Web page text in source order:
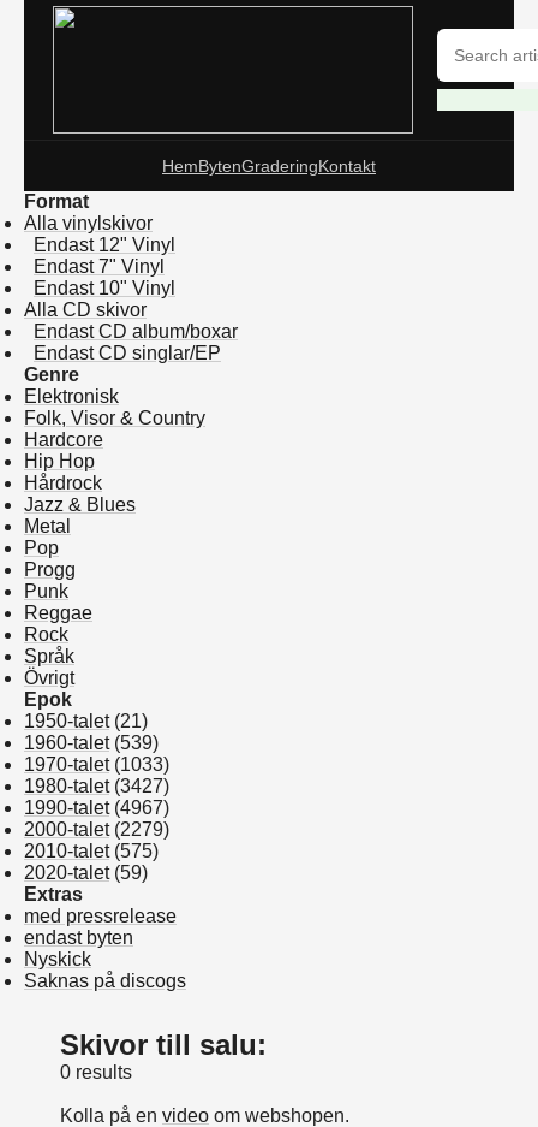
HemBytenGraderingKontakt
Format
Alla vinylskivor
Endast 12" Vinyl
Endast 7" Vinyl
Endast 10" Vinyl
Alla CD skivor
Endast CD album/boxar
Endast CD singlar/EP
Genre
Elektronisk
Folk, Visor & Country
Hardcore
Hip Hop
Hårdrock
Jazz & Blues
Metal
Pop
Progg
Punk
Reggae
Rock
Språk
Övrigt
Epok
1950-talet(21)
1960-talet(539)
1970-talet(1033)
1980-talet(3427)
1990-talet(4967)
2000-talet(2279)
2010-talet(575)
2020-talet(59)
Extras
med pressrelease
endast byten
Nyskick
Saknas på discogs
Skivor till salu:
0 results
Kolla på en video om webshopen.